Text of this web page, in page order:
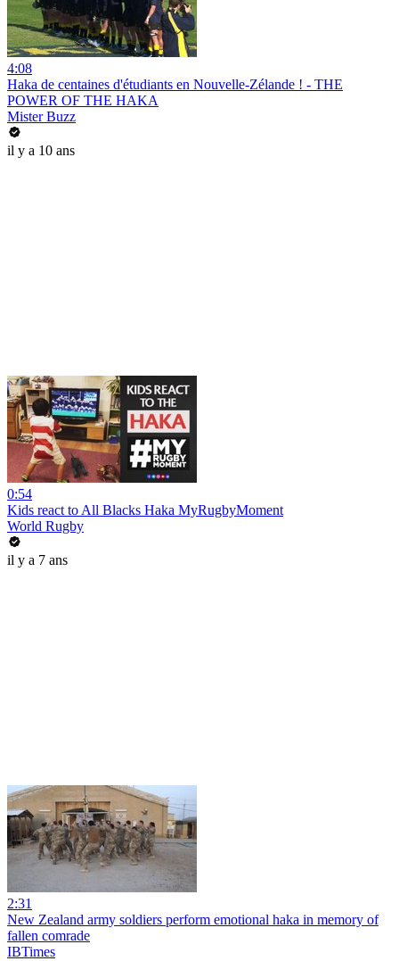
4:08
Haka de centaines d'étudiants en Nouvelle-Zélande ! - THE
POWER OF THE HAKA
Mister Buzz
il y a 10 ans
0:54
Kids react to All Blacks Haka MyRugbyMoment
World Rugby
il y a 7 ans
2:31
New Zealand army soldiers perform emotional haka in memory of
fallen comrade
IBTimes